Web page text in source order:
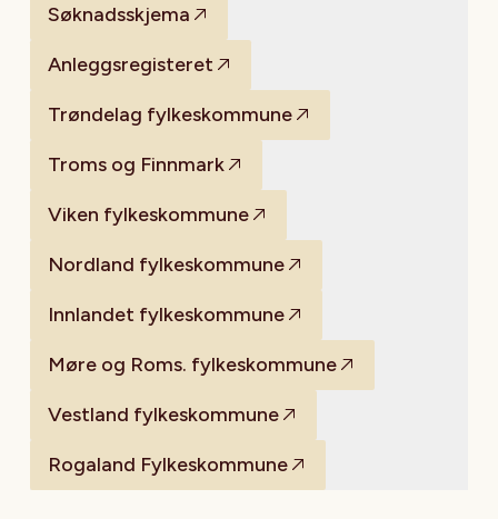
Søknadsskjema
Anleggsregisteret
Trøndelag fylkeskommune
Troms og Finnmark
Viken fylkeskommune
Nordland fylkeskommune
Innlandet fylkeskommune
Møre og Roms. fylkeskommune
Vestland fylkeskommune
Rogaland Fylkeskommune